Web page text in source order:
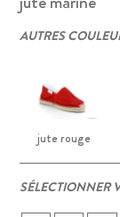
AUTRES
jute rouge
SÉLECTIONNER